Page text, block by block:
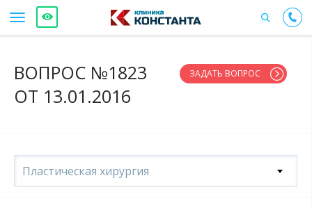
ВОПРОС №1823
ОТ 13.01.2016
ЗАДАТЬ ВОПРОС
Пластическая хирургия